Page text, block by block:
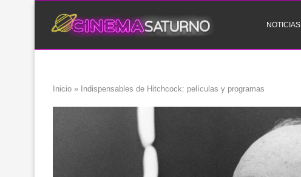
NOTICIAS
Inicio » Indispensables de Hitchcock: películas y programas